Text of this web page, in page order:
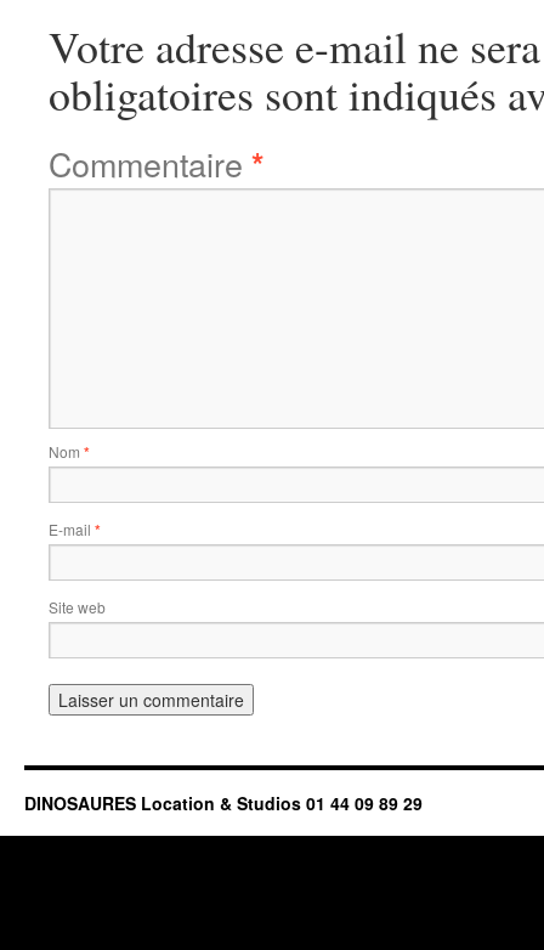
Votre adresse e-mail ne
obligatoires sont indiqués
Commentaire *
Nom *
E-mail *
Site web
DINOSAURES Location & Studios 01 44 09 89 29